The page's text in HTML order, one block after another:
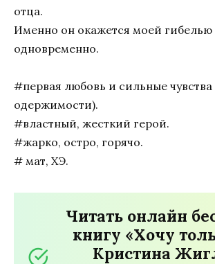
отца.
Именно он окажется моей гибелью
одновременно.
#первая любовь и сильные чувства
одержимости).
#властный, жесткий герой.
#жарко, остро, горячо.
# мат, ХЭ.
Читать онлайн
книгу «Хочу
Кристина